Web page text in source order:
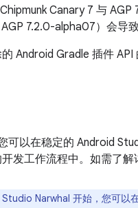
Canary 7 与
7.2.0-alpha07）会导
Android Gradle 插件 API
可以在稳定的 Android
发工作流程中。如需了解
Narwhal 开始，您可以